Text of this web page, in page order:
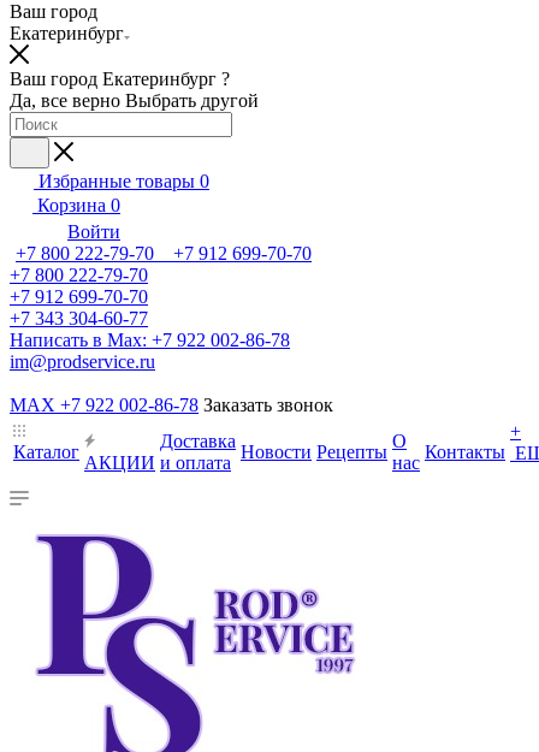
Ваш город
Екатеринбург
Ваш город Екатеринбург ?
Да, все верно Выбрать другой
Избранные товары 0
Корзина 0
Войти
+7 800 222-79-70 +7 912 699-70-70
+7 800 222-79-70
+7 912 699-70-70
+7 343 304-60-77
Написать в Max: +7 922 002-86-78
im@prodservice.ru
MAX +7 922 002-86-78 Заказать звонок
Каталог
АКЦИИ
Доставка
и оплата
Новости Рецепты
О
нас
Контакты
+